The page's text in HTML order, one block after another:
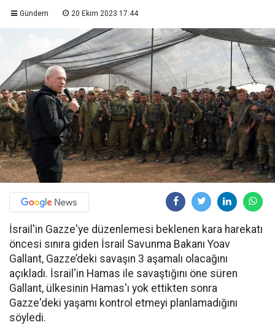
Gündem 20 Ekim 2023 17:44
İsrail'in Gazze'ye düzenlemesi beklenen kara harekatı
öncesi sınıra giden İsrail Savunma Bakanı Yoav
Gallant, Gazze’deki savaşın 3 aşamalı olacağını
açıkladı. İsrail'in Hamas ile savaştığını öne süren
Gallant, ülkesinin Hamas'ı yok ettikten sonra
Gazze'deki yaşamı kontrol etmeyi planlamadığını
söyledi.